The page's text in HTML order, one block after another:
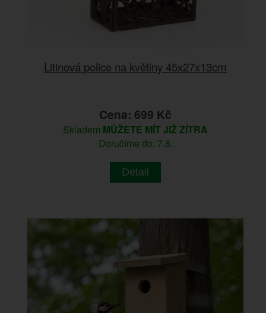
Litinová police na květiny 45x27x13cm
Cena: 699 Kč
Skladem MŮŽETE MÍT JIŽ ZÍTRA
Doručíme do: 7.8.
Detail